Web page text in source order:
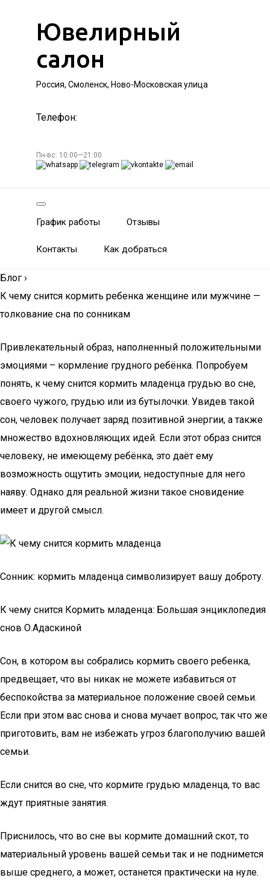
Ювелирный
салон
Россия, Смоленск, Ново-Московская улица
Телефон:
Пн-вс: 10:00—21:00
График работы Отзывы
Контакты Как добраться
Блог ›
К чему снится кормить ребенка женщине или мужчине —
толкование сна по сонникам
Привлекательный образ, наполненный положительными
эмоциями – кормление грудного ребёнка. Попробуем
понять, к чему снится кормить младенца грудью во сне,
своего чужого, грудью или из бутылочки. Увидев такой
сон, человек получает заряд позитивной энергии, а также
множество вдохновляющих идей. Если этот образ снится
человеку, не имеющему ребёнка, это даёт ему
возможность ощутить эмоции, недоступные для него
наяву. Однако для реальной жизни такое сновидение
имеет и другой смысл.
Сонник: кормить младенца символизирует вашу доброту.
К чему снится Кормить младенца: Большая энциклопедия
снов О.Адаскиной
Сон, в котором вы собрались кормить своего ребенка,
предвещает, что вы никак не можете избавиться от
беспокойства за материальное положение своей семьи.
Если при этом вас снова и снова мучает вопрос, так что же
приготовить, вам не избежать угроз благополучию вашей
семьи.
Если снится во сне, что кормите грудью младенца, то вас
ждут приятные занятия.
Приснилось, что во сне вы кормите домашний скот, то
материальный уровень вашей семьи так и не поднимется
выше среднего, а может, останется практически на нуле.